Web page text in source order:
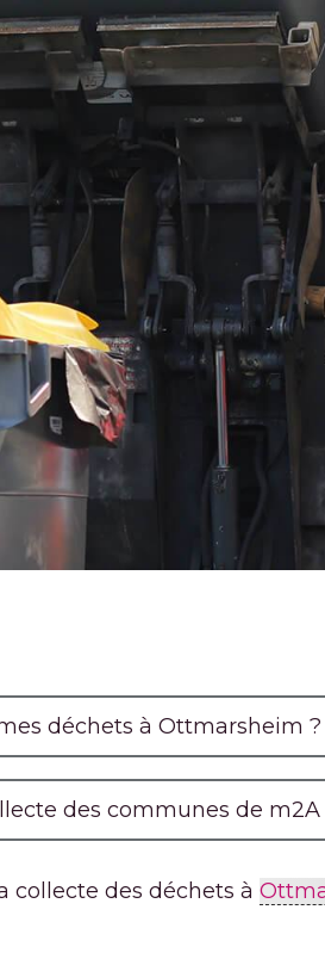
déchets à Ottmarsheim ?
des communes de m2A
collecte des déchets à